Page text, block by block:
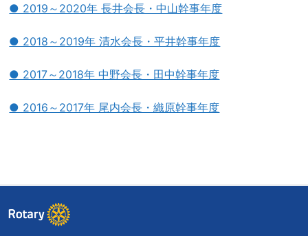
● 2019～2020年 長井会長・中山幹事年度
● 2018～2019年 清水会長・平井幹事年度
● 2017～2018年 中野会長・田中幹事年度
● 2016～2017年 尾内会長・織原幹事年度